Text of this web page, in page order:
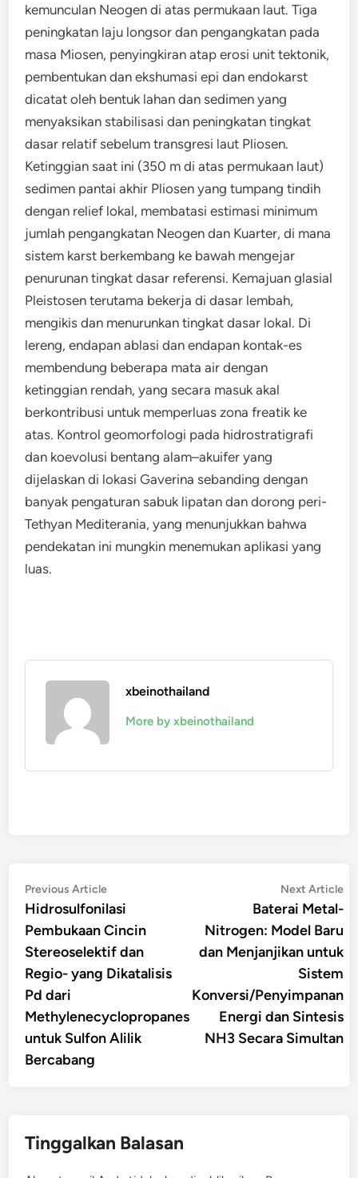
kemunculan Neogen di atas permukaan laut. Tiga
peningkatan laju longsor dan pengangkatan pada
masa Miosen, penyingkiran atap erosi unit tektonik,
pembentukan dan ekshumasi epi dan endokarst
dicatat oleh bentuk lahan dan sedimen yang
menyaksikan stabilisasi dan peningkatan tingkat
dasar relatif sebelum transgresi laut Pliosen.
Ketinggian saat ini (350 m di atas permukaan laut)
sedimen pantai akhir Pliosen yang tumpang tindih
dengan relief lokal, membatasi estimasi minimum
jumlah pengangkatan Neogen dan Kuarter, di mana
sistem karst berkembang ke bawah mengejar
penurunan tingkat dasar referensi. Kemajuan glasial
Pleistosen terutama bekerja di dasar lembah,
mengikis dan menurunkan tingkat dasar lokal. Di
lereng, endapan ablasi dan endapan kontak-es
membendung beberapa mata air dengan
ketinggian rendah, yang secara masuk akal
berkontribusi untuk memperluas zona freatik ke
atas. Kontrol geomorfologi pada hidrostratigrafi
dan koevolusi bentang alam–akuifer yang
dijelaskan di lokasi Gaverina sebanding dengan
banyak pengaturan sabuk lipatan dan dorong peri-
Tethyan Mediterania, yang menunjukkan bahwa
pendekatan ini mungkin menemukan aplikasi yang
luas.
xbeinothailand
More by xbeinothailand
Navigasi
pos
Previous ArticlePrevious
article:
Hidrosulfonilasi
Pembukaan Cincin
Stereoselektif dan
Regio- yang Dikatalisis
Pd dari
Methylenecyclopropanes
untuk Sulfon Alilik
Bercabang
Next Article
Baterai Metal-
Nitrogen: Model Baru
dan Menjanjikan untuk
Sistem
Konversi/Penyimpanan
Energi dan Sintesis
NH3 Secara Simultan
Tinggalkan Balasan